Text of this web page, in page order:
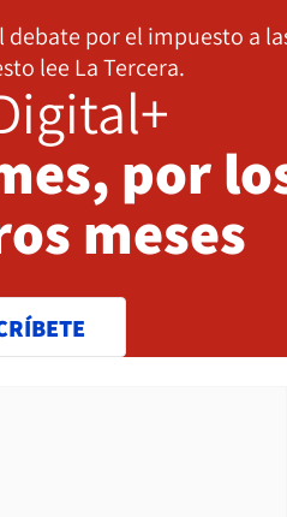
por el impuesto a
lee La Tercera.
por
meses